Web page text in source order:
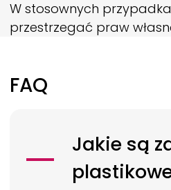
W stosownych
przestrzegać praw
FAQ
Jakie są